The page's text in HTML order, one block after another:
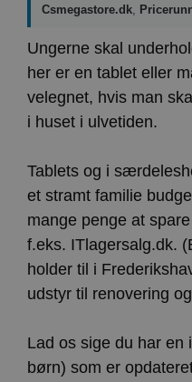
Csmegastore.dk,
Ungerne skal
her er en tablet eller
velegnet, hvis man
i huset i ulvetiden.
Tablets og i
et stramt familie
mange penge at
f.eks. ITlagersalg.dk.
holder til i
udstyr til renovering
Lad os sige du har en
børn) som er